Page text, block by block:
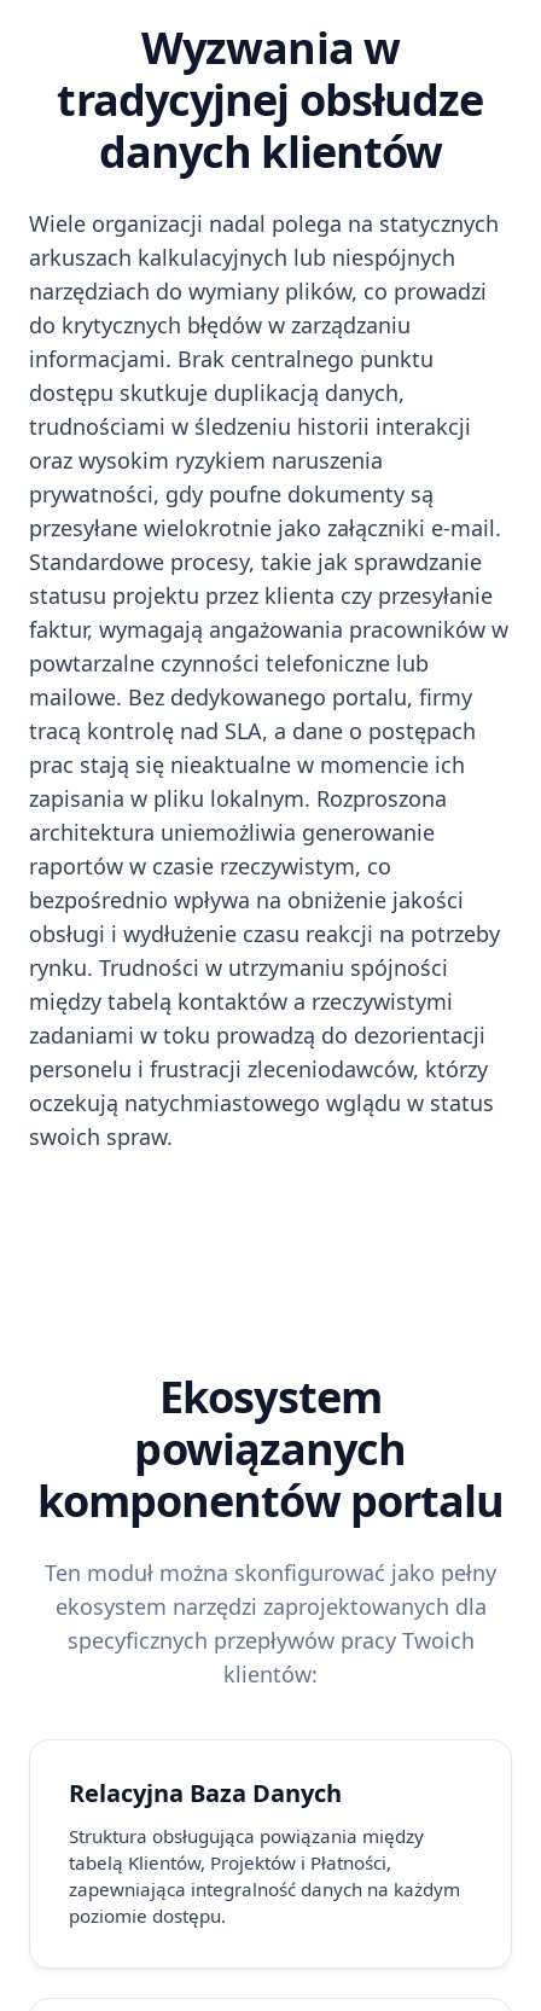
Wyzwania w
tradycyjnej obsłudze
danych klientów
Wiele organizacji nadal polega na statycznych
arkuszach kalkulacyjnych lub niespójnych
narzędziach do wymiany plików, co prowadzi
do krytycznych błędów w zarządzaniu
informacjami. Brak centralnego punktu
dostępu skutkuje duplikacją danych,
trudnościami w śledzeniu historii interakcji
oraz wysokim ryzykiem naruszenia
prywatności, gdy poufne dokumenty są
przesyłane wielokrotnie jako załączniki e-mail.
Standardowe procesy, takie jak sprawdzanie
statusu projektu przez klienta czy przesyłanie
faktur, wymagają angażowania pracowników w
powtarzalne czynności telefoniczne lub
mailowe. Bez dedykowanego portalu, firmy
tracą kontrolę nad SLA, a dane o postępach
prac stają się nieaktualne w momencie ich
zapisania w pliku lokalnym. Rozproszona
architektura uniemożliwia generowanie
raportów w czasie rzeczywistym, co
bezpośrednio wpływa na obniżenie jakości
obsługi i wydłużenie czasu reakcji na potrzeby
rynku. Trudności w utrzymaniu spójności
między tabelą kontaktów a rzeczywistymi
zadaniami w toku prowadzą do dezorientacji
personelu i frustracji zleceniodawców, którzy
oczekują natychmiastowego wglądu w status
swoich spraw.
Ekosystem
powiązanych
komponentów portalu
Ten moduł można skonfigurować jako pełny
ekosystem narzędzi zaprojektowanych dla
specyficznych przepływów pracy Twoich
klientów:
Relacyjna Baza Danych
Struktura obsługująca powiązania między
tabelą Klientów, Projektów i Płatności,
zapewniająca integralność danych na każdym
poziomie dostępu.